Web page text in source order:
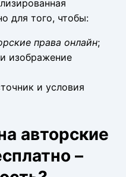
для того, чтобы:
права онлайн;
изображение
и условия
авторские
–